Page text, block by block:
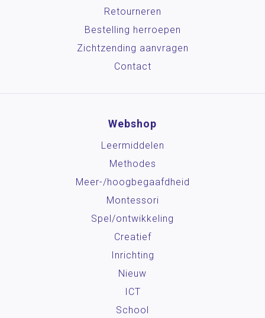
Retourneren
Bestelling herroepen
Zichtzending aanvragen
Contact
Webshop
Leermiddelen
Methodes
Meer-/hoog­begaafdheid
Montessori
Spel/ontwikkeling
Creatief
Inrichting
Nieuw
ICT
School